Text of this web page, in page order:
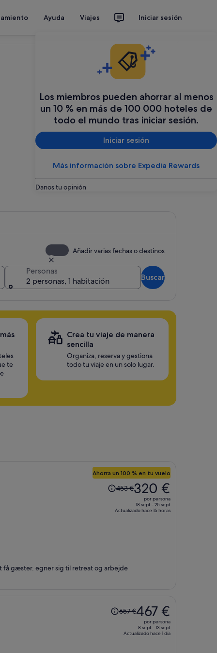
Ayuda Viajes Iniciar sesión
Los miembros pueden ahorrar al menos
un 10 % en más de 100 000 hoteles de
todo el mundo tras iniciar sesión.
Iniciar sesión
Más información sobre Expedia Rewards
Danos tu opinión
Añadir varias fechas o destinos
Personas
2 personas, 1 habitación
Buscar
te
Crea tu viaje de manera
sencilla
Organiza, reserva y gestiona
todo tu viaje en un solo lugar.
Ahorra un 100 % en tu vuelo
El
precio
de
320 €
por
453 €320 €
por persona
18 sept - 25 sept
Actualizado hace 15 horas
få gæster. egner sig til retreat og arbejde
El
precio
657 €467 €
por persona
8 sept - 13 sept
Actualizado hace 1 día